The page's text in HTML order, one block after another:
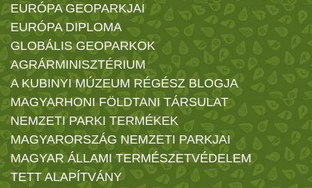
EURÓPA GEOPARKJAI
EURÓPA DIPLOMA
GLOBÁLIS GEOPARKOK
AGRÁRMINISZTÉRIUM
A KUBINYI MÚZEUM RÉGÉSZ BLOGJA
MAGYARHONI FÖLDTANI TÁRSULAT
NEMZETI PARKI TERMÉKEK
MAGYARORSZÁG NEMZETI PARKJAI
MAGYAR ÁLLAMI TERMÉSZETVÉDELEM
TETT ALAPÍTVÁNY